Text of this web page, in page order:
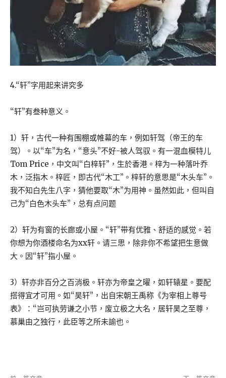
4.“轩”字用起来讲究多
“轩”有叁种意义。
1）轩，古代一种有围棚或帷幕的车，例如轩驾（帝王的车
驾）。以“车”为名，“意头”不好-被人驾驭。有一混血模特儿
Tom Price，中文叫“白梓轩”，生於香港。梓为一种落叶乔
木，泛指木。梓匠，即古代“木工”。梓轩的意思是“木头车”。
我不知白先生八字，猜他要取“木”为用神。虽然如此，但叫自
己为“白色木头车”，总有点问题
2）轩为有窗的长廊或小屋。“轩”带有优雅、舒适的感觉。若
你想为你酒楼命名为xx轩。请三思，除非你不希望把生意做
大。因“轩”指小屋。
3）轩亦非百分之百消极。轩亦为帝皇之曜，如轩辕星。要配
搭得宜才可用。如“昊轩”，出自宋朝王禹称《为宰相上尊号
表》：“岂可执劳谦之小节，废立极之大名，居轩昊之至尊，
慕巢由之独行，此臣等之所未諭也。